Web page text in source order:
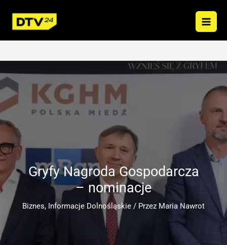
treści
Gryfy Nagroda Gospodarcza
– nominacje
Biznes, Informacje Dolnośląskie / Przez Maria Nawrot